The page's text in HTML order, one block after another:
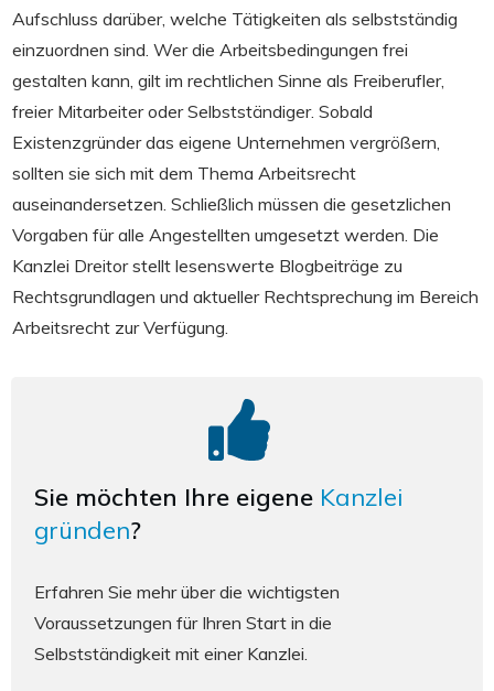
Aufschluss darüber, welche Tätigkeiten als selbstständig
einzuordnen sind. Wer die Arbeitsbedingungen frei
gestalten kann, gilt im rechtlichen Sinne als Freiberufler,
freier Mitarbeiter oder Selbstständiger. Sobald
Existenzgründer das eigene Unternehmen vergrößern,
sollten sie sich mit dem Thema Arbeitsrecht
auseinandersetzen. Schließlich müssen die gesetzlichen
Vorgaben für alle Angestellten umgesetzt werden. Die
Kanzlei Dreitor stellt lesenswerte Blogbeiträge zu
Rechtsgrundlagen und aktueller Rechtsprechung im Bereich
Arbeitsrecht zur Verfügung.
Sie möchten Ihre eigene Kanzlei
gründen?
Erfahren Sie mehr über die wichtigsten
Voraussetzungen für Ihren Start in die
Selbstständigkeit mit einer Kanzlei.